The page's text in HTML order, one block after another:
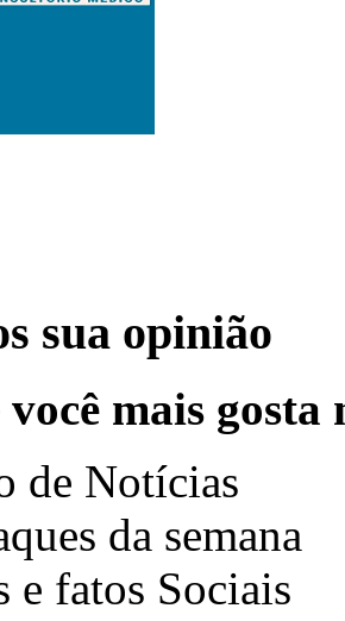
sua opinião
você mais
de Notícias
da semana
e fatos Sociais